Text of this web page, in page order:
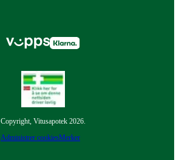
Copyright, Vitusapotek 2026.
Administrer cookiesMerker